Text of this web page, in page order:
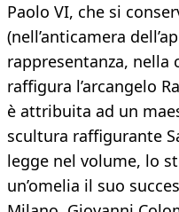
Paolo VI, che si
(nell’anticamera
rappresentanza, nella
raffigura l’arcangelo
è attribuita ad un
scultura raffigurante
legge nel volume, lo
un’omelia il suo